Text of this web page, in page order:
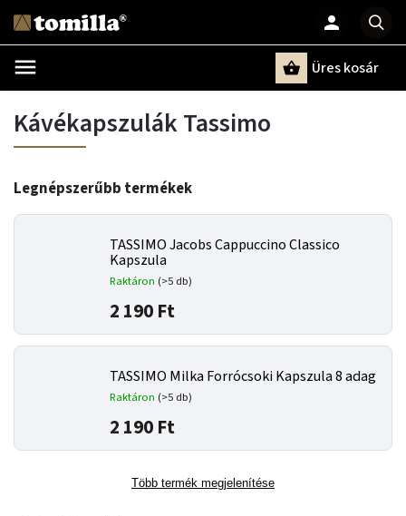
Üres kosár
Kávékapszulák Tassimo
Legnépszerűbb termékek
TASSIMO Jacobs Cappuccino Classico
Kapszula
Raktáron (>5 db)
2 190 Ft
TASSIMO Milka Forrócsoki Kapszula 8 adag
Raktáron (>5 db)
2 190 Ft
Több termék megjelenítése